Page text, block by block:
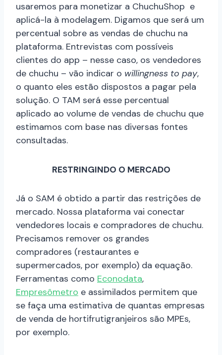
usaremos para monetizar a ChuchuShop e
aplicá-la à modelagem. Digamos que será um
percentual sobre as vendas de chuchu na
plataforma. Entrevistas com possíveis
clientes do app – nesse caso, os vendedores
de chuchu – vão indicar o willingness to pay,
o quanto eles estão dispostos a pagar pela
solução. O TAM será esse percentual
aplicado ao volume de vendas de chuchu que
estimamos com base nas diversas fontes
consultadas.
RESTRINGINDO O MERCADO
Já o SAM é obtido a partir das restrições de
mercado. Nossa plataforma vai conectar
vendedores locais e compradores de chuchu.
Precisamos remover os grandes
compradores (restaurantes e
supermercados, por exemplo) da equação.
Ferramentas como Econodata,
Empresômetro e assimilados permitem que
se faça uma estimativa de quantas empresas
de venda de hortifrutigranjeiros são MPEs,
por exemplo.